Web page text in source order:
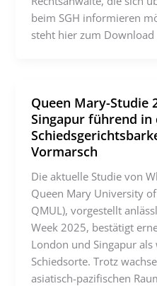
beim SGH informieren
steht hier zum Download
Queen Mary-Studie
Singapur führend in
Vormarsch
Die aktuelle Studie von
Queen Mary University
QMUL), vorgestellt
Week 2025, bestätigt
London und Singapur
Schiedsorte. Trotz
asiatisch-pazifischen